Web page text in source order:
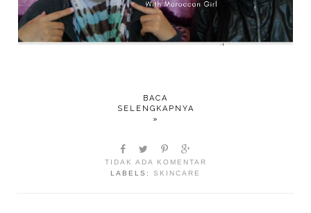
BACA
SELENGKAPNYA
»
TIDAK ADA KOMENTAR
LABELS: SKINCARE